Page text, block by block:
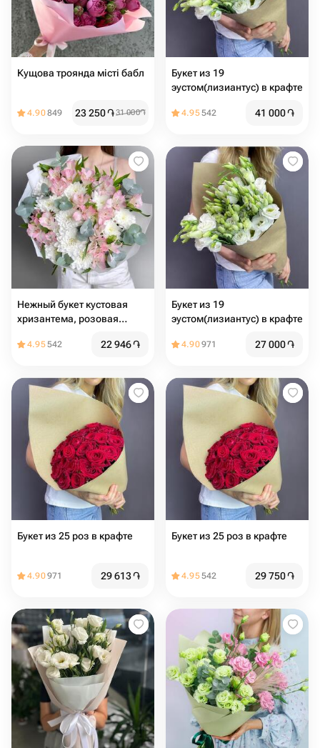
Кущова троянда місті бабл
4.90849 23 250֏31 000֏
Букет из 19
эустом(лизиантус) в крафте
4.95542 41 000֏
Нежный букет кустовая
хризантема, розовая
4.95542 22 946֏
Букет из 19
эустом(лизиантус) в крафте
4.90971 27 000֏
Букет из 25 роз в крафте
4.90971 29 613֏
Букет из 25 роз в крафте
4.95542 29 750֏